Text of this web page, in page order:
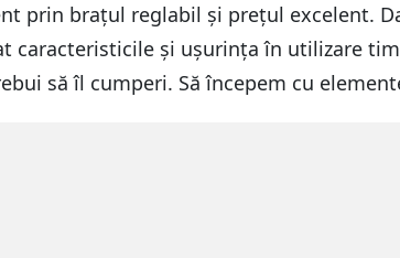
prin brațul reglabil și prețul excelent.
caracteristicile și ușurința în utilizare
să îl cumperi. Să începem cu